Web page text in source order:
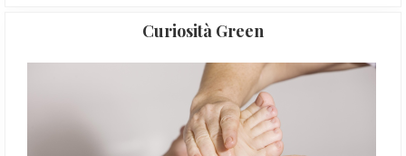
Curiosità Green